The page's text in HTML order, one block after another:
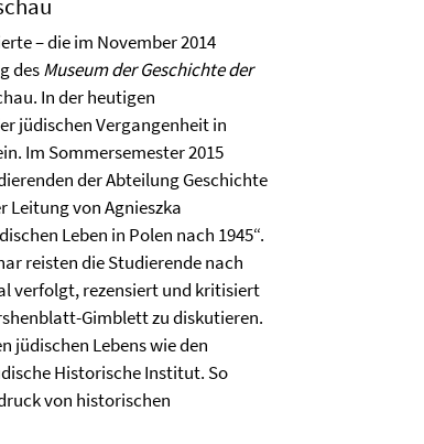
– die im November 2014
desMuseum der Geschichte der
In der heutigen
jüdischen Vergangenheit in
Im Sommersemester 2015
der Abteilung Geschichte
Leitung von Agnieszka
Leben in Polen nach 1945“.
reisten die Studierende nach
verfolgt, rezensiert und kritisiert
Gimblett zu diskutieren.
jüdischen Lebens wie den
Historische Institut. So
von historischen